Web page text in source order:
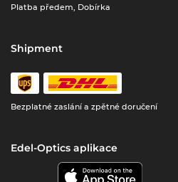
Platba předem, Dobírka
Shipment
Bezplatné zaslání a zpětné doručení
Edel-Optics aplikace